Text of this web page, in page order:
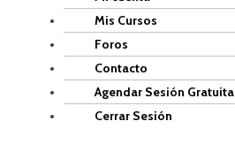
Mis Cursos
Foros
Contacto
Agendar Sesión Gratuita
Cerrar Sesión